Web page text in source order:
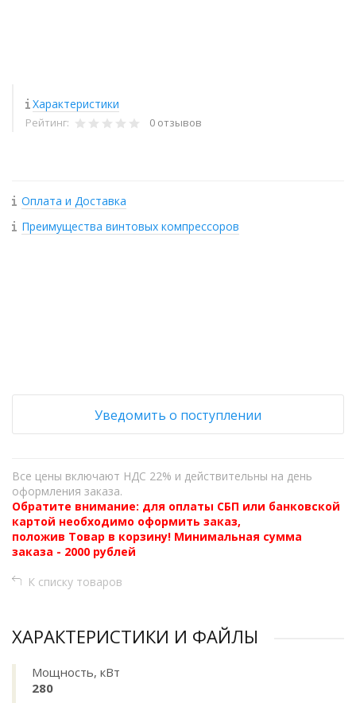
Характеристики
Рейтинг: 0 отзывов
Оплата и Доставка
Преимущества винтовых компрессоров
Уведомить о поступлении
Все цены включают НДС 22% и действительны на день
оформления заказа.
Обратите внимание: для оплаты СБП или банковской
картой необходимо оформить заказ,
положив Товар в корзину! Минимальная сумма
заказа - 2000 рублей
К списку товаров
ХАРАКТЕРИСТИКИ И ФАЙЛЫ
Мощность, кВт
280